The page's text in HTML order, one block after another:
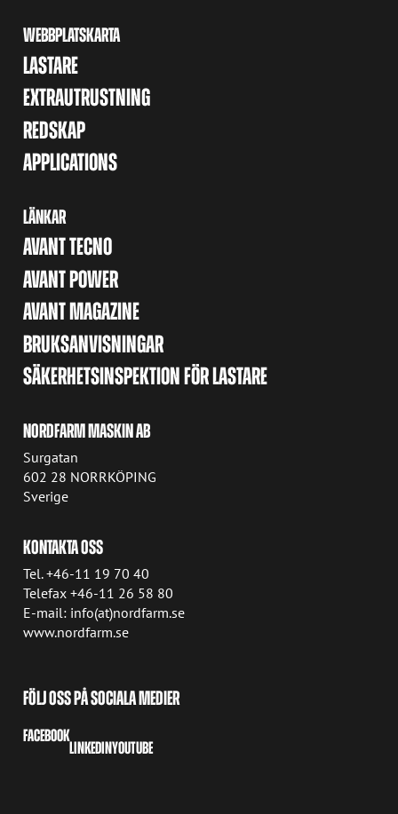
WEBBPLATSKARTA
LASTARE
EXTRAUTRUSTNING
REDSKAP
APPLICATIONS
LÄNKAR
AVANT TECNO
AVANT POWER
AVANT MAGAZINE
BRUKSANVISNINGAR
SÄKERHETSINSPEKTION FÖR LASTARE
NORDFARM MASKIN AB
Surgatan
602 28 NORRKÖPING
Sverige
KONTAKTA OSS
Tel. +46-11 19 70 40
Telefax +46-11 26 58 80
E-mail: info(at)nordfarm.se
www.nordfarm.se
FÖLJ OSS PÅ SOCIALA MEDIER
FACEBOOK
LINKEDINYOUTUBE